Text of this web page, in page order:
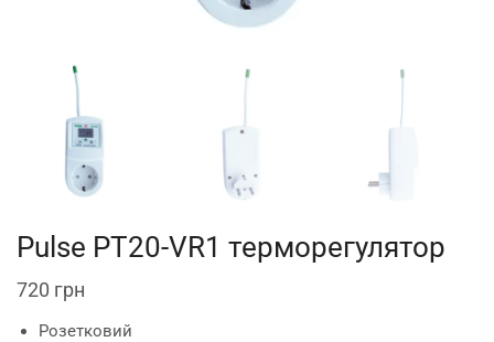
Pulse PT20-VR1 терморегулятор
720 грн
Розетковий